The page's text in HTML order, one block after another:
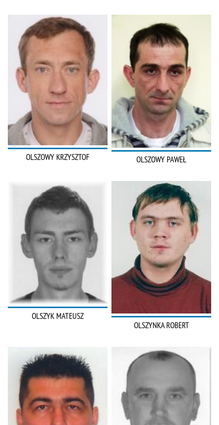
OLSZOWY KRZYSZTOF OLSZOWY PAWEŁ
OLSZYK MATEUSZ
OLSZYNKA ROBERT